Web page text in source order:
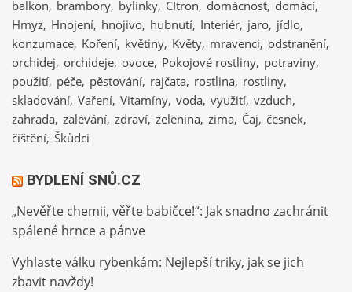
balkon brambory bylinky CItron domácnost domácí
Hmyz Hnojení hnojivo hubnutí Interiér jaro jídlo
konzumace Koření květiny Květy mravenci odstranění
orchidej orchideje ovoce Pokojové rostliny potraviny
použití péče pěstování rajčata rostlina rostliny
skladování Vaření Vitamíny voda využití vzduch
zahrada zalévání zdraví zelenina zima Čaj česnek
čištění Škůdci
BYDLENÍ SNŮ.CZ
„Nevěřte chemii, věřte babičce!“: Jak snadno zachránit
spálené hrnce a pánve
Vyhlaste válku rybenkám: Nejlepší triky, jak se jich
zbavit navždy!